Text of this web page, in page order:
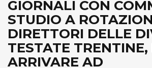
GIORNALI CON
STUDIO A
DIRETTORI DELLE
TESTATE TRENTINE,
ARRIVARE AD